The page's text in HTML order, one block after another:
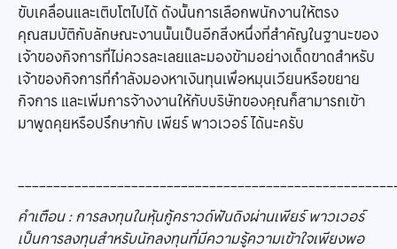
ขับเคลื่อนและเติบโตไปได้ ดังนั้นการเลือกพนักงานให้ตรง
คุณสมบัติกับลักษณะงานนั้นเป็นอีกสิ่งหนึ่งที่สำคัญในฐานะของ
เจ้าของกิจการที่ไม่ควรละเลยและมองข้ามอย่างเด็ดขาดสำหรับ
เจ้าของกิจการที่กำลังมองหาเงินทุนเพื่อหมุนเวียนหรือขยาย
กิจการ และเพิ่มการจ้างงานให้กับบริษัทของคุณก็สามารถเข้า
มาพูดคุยหรือปรึกษากับ เพียร์ พาวเวอร์ ได้นะครับ
คำเตือน : การลงทุนในหุ้นกู้คราวด์ฟันดิงผ่านเพียร์ พาวเวอร์
เป็นการลงทุนสำหรับนักลงทุนที่มีความรู้ความเข้าใจเพียงพอ